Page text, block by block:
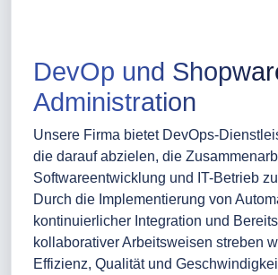
DevOp und
Administration
Unsere Firma bietet DevOps-
die darauf abzielen, die
Softwareentwicklung und IT-Betrieb
Durch die Implementierung von
kontinuierlicher Integration und
kollaborativer Arbeitsweisen streben
Effizienz, Qualität und